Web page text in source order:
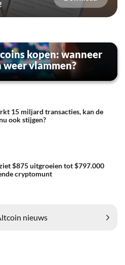
kopen: wanneer
vlammen?
15 miljard transacties, kan de
ook stijgen?
$875 uitgroeien tot $797.000
cryptomunt
nieuws